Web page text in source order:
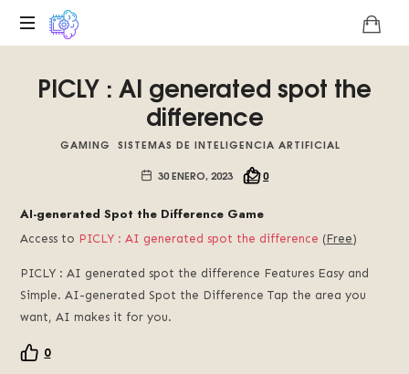
digital
sobre
singularidad
de
Roko,
la
inteligencia
artificial
futuro.
PICLY : AI generated spot the
difference
GAMING
SISTEMAS DE INTELIGENCIA ARTIFICIAL
30 ENERO, 2023
0
AI-generated Spot the Difference Game
Access to PICLY : AI generated spot the difference (Free)
PICLY : AI generated spot the difference Features Easy and
Simple. AI-generated Spot the Difference Tap the area you
want, AI makes it for you.
0